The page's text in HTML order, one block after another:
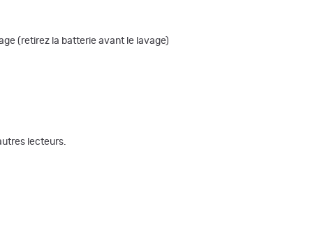
(retirez la batterie avant le lavage)
lecteurs.